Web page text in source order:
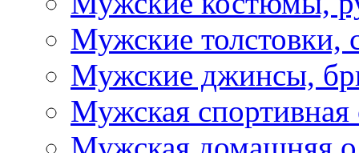
Мужские толстовки,
Мужские джинсы,
Мужская спортивная